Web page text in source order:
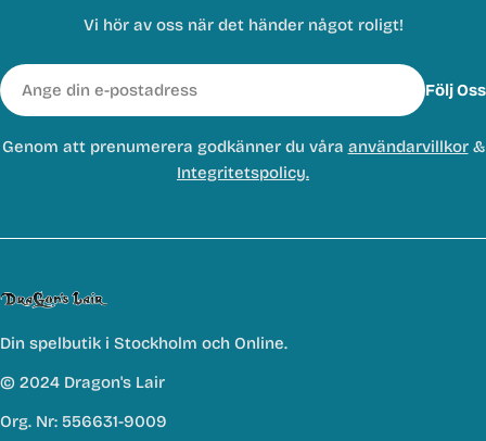
Vi hör av oss när det händer något roligt!
E-
post
Följ Oss
Genom att prenumerera godkänner du våra användarvillkor&
Integritetspolicy.
Din spelbutik i Stockholm och Online.
© 2024 Dragon's Lair
Org. Nr: 556631-9009